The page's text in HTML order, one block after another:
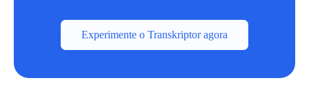
Experimente o Transkriptor agora